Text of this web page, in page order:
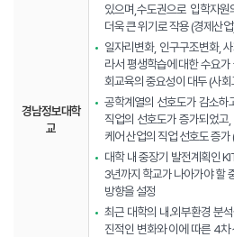
경남정보대학
교
있으며,수도권으로 입학자
더욱 큰 위기로 작용 (경제산
일자리변화, 인구구조변화,
라서 평생학습에 대한 수요
회교육의 중요성이 대두 (사회
공학계열의 선호도가 감소하
직업의 선호도가 증가되었고
케어 산업의 직업 선호도 증가
대학 내 중장기 발전계획인
3년까지 학교가 나아가야 할
방향을 설정
최근 대학의 내․외부환경 분
진적인 변화와 이에 따른 4